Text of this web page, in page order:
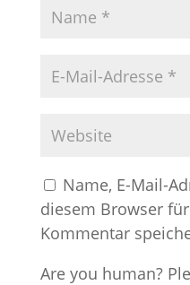
Name, E-Mail-
diesem Browser
Kommentar
Are you human?